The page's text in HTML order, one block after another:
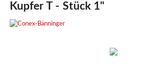
Kupfer T - Stück 1"